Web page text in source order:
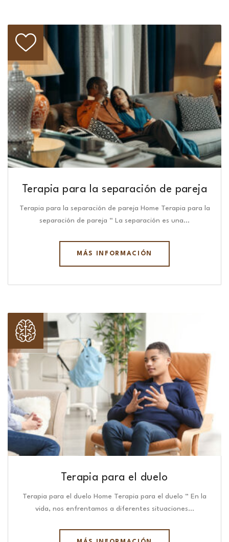
Terapia para la separación de pareja
Terapia para la separación de pareja Home Terapia para la
separación de pareja “ La separación es una…
MÁS INFORMACIÓN
Terapia para el duelo
Terapia para el duelo Home Terapia para el duelo “ En la
vida, nos enfrentamos a diferentes situaciones…